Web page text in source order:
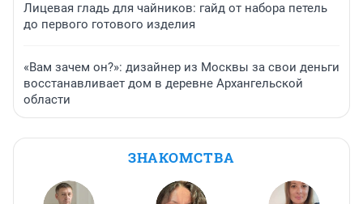
Лицевая гладь для чайников: гайд от набора петель
до первого готового изделия
«Вам зачем он?»: дизайнер из Москвы за свои деньги
восстанавливает дом в деревне Архангельской
области
ЗНАКОМСТВА